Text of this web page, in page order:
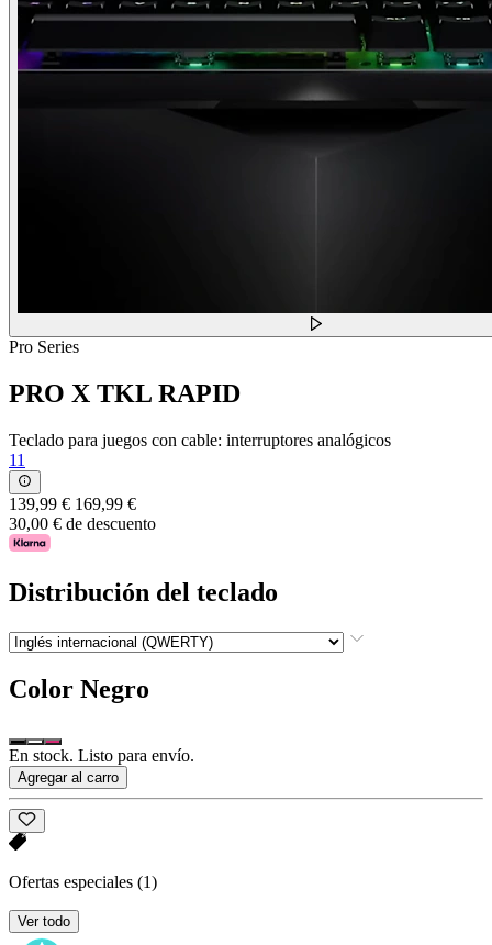
Pro Series
PRO X TKL RAPID
Teclado para juegos con cable: interruptores analógicos
11
139,99 € 169,99 €
30,00 € de descuento
Distribución del teclado
Color Negro
En stock. Listo para envío.
Agregar al carro
Ofertas especiales (1)
Ver todo